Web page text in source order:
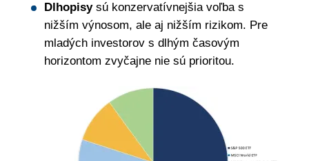
Dlhopisysú konzervatívnejšia voľba s
nižším výnosom, ale aj nižším rizikom. Pre
mladých investorov s dlhým časovým
horizontom zvyčajne nie sú prioritou.